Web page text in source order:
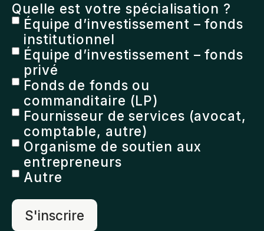
Quelle est votre spécialisation ?
Équipe d’investissement – fonds
institutionnel
Équipe d’investissement – fonds
privé
Fonds de fonds ou
commanditaire (LP)
Fournisseur de services (avocat,
comptable, autre)
Organisme de soutien aux
entrepreneurs
Autre